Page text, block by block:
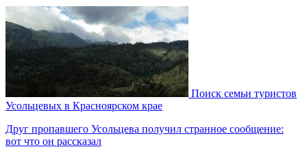
Поиск семьи туристов
Усольцевых в Красноярском крае
Друг пропавшего Усольцева получил странное сообщение:
вот что он рассказал